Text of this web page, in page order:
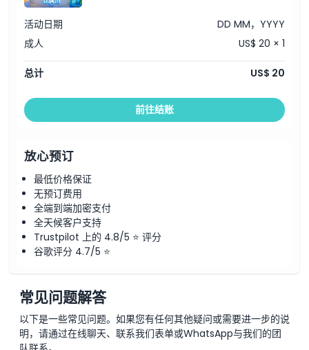
活动日期
DD MM，YYYY
成人
US$ 20 × 1
总计 US$ 20
前往结账
放心预订
最低价格保证
无预订费用
全端到端加密支付
全天候客户支持
Trustpilot 上的 4.8/5 ⭐ 评分
谷歌评分 4.7/5 ⭐
常见问题解答
以下是一些常见问题。如果您有任何其他疑问或需要进一步的说
明，请通过在线聊天、联系我们表单或WhatsApp与我们的团